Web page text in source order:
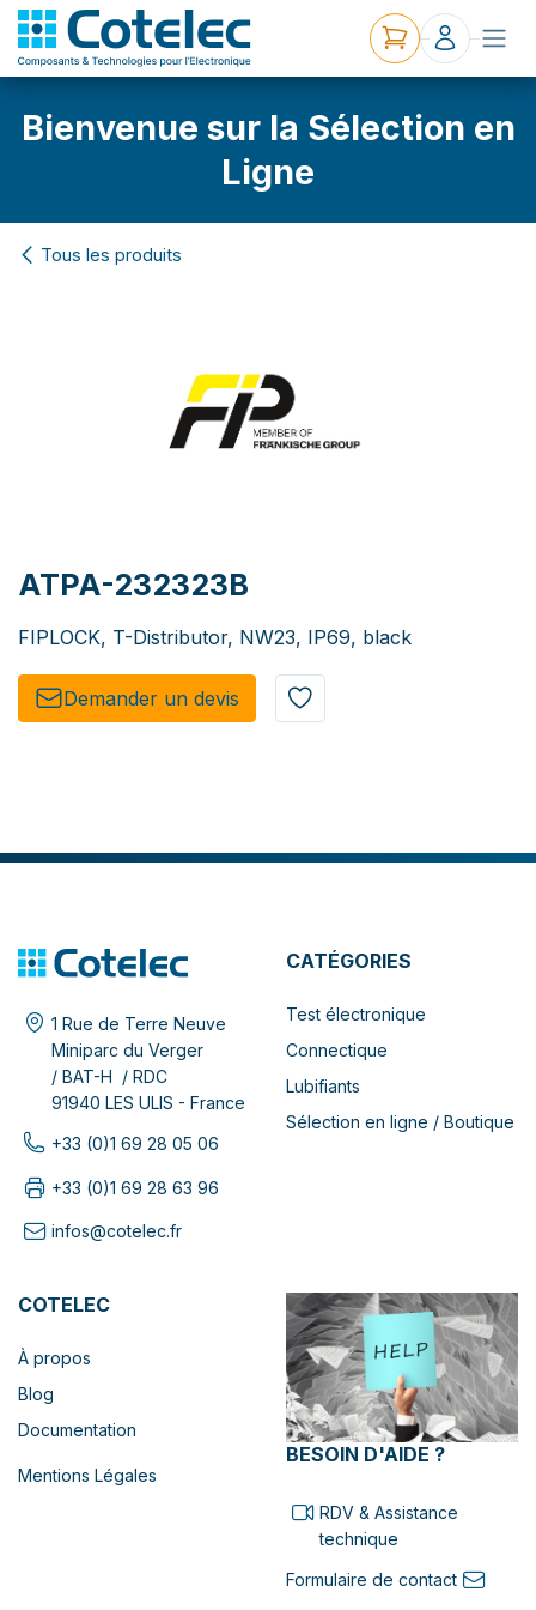
Bienvenue sur la Sélection en
Ligne
Tous les produits
ATPA-232323B
FIPLOCK, T-Distributor, NW23, IP69, black
Demander un de​​vis​​
1 Rue de Terre Neuve
Miniparc du Verger
/ BAT-H / RDC
91940 LES ULIS - France
+33 (0)1 69 28 05 06
+33 (0)1 69 28 63 96
infos@cotelec.fr
CATÉGORIES
Test électronique
Connectique
Lubifiants
Sélection en ligne / Boutique
COTELEC
À propos
Blog
Documentation
Mentions Légales
BESOIN D'AIDE ?
RDV & Assistance
technique
Formulaire de contact